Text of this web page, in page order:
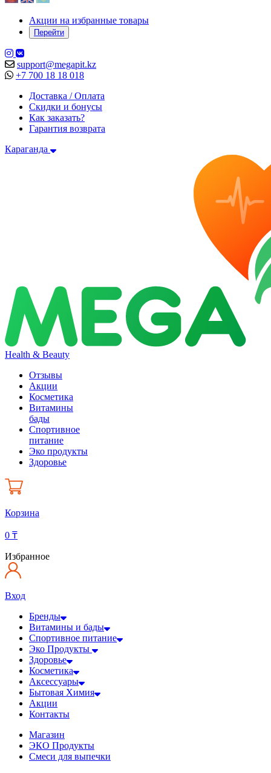
Акции на избранные товары
Перейти
support@megapit.kz
+7 700 18 18 018
Доставка / Оплата
Скидки и бонусы
Как заказать?
Гарантия возврата
Караганда
Health & Beauty
Отзывы
Акции
Косметика
Витамины
бады
Спортивное
питание
Эко продукты
Здоровье
Корзина
0 ₸
Избранное
Вход
Бренды
Витамины и бады
Спортивное питание
Эко Продукты
Здоровье
Косметика
Аксессуары
Бытовая Химия
Акции
Контакты
Магазин
ЭКО Продукты
Смеси для выпечки